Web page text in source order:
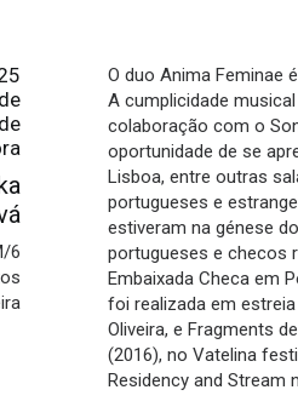
6
O duo Anima Feminae
A cumplicidade
colaboração com o
oportunidade de se
Lisboa, entre outras
portugueses e
estiveram na génese
portugueses e checos
Embaixada Checa em
foi realizada em
Oliveira, e Fragments
(2016), no Vatelina
Residency and Stream